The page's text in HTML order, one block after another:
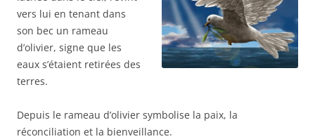
vers lui en tenant dans
son bec un rameau
d’olivier, signe que les
eaux s’étaient retirées des
terres.
Depuis le rameau d’olivier symbolise la paix, la
réconciliation et la bienveillance.